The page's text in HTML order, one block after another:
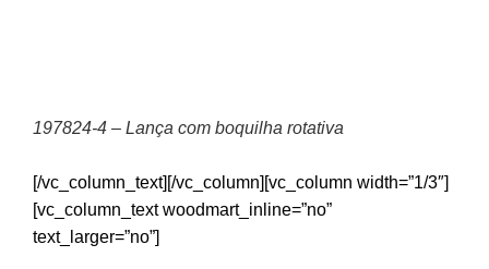
197824-4 – Lança com boquilha rotativa
[/vc_column_text][/vc_column][vc_column width=”1/3″]
[vc_column_text woodmart_inline=”no”
text_larger=”no”]